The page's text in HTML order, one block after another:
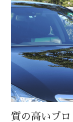
質の高いプ